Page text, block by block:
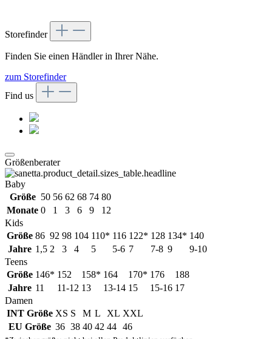
Storefinder
Finden Sie einen Händler in Ihrer Nähe.
zum Storefinder
Find us
Größenberater
Baby
Größe 50 56 62 68 74 80
Monate 0 1 3 6 9
12
Kids
Größe 86 92 98 104 110* 116 122* 128 134* 140
Jahre 1,5 2 3 4 5 5-6 7 7-8 9
9-10
Teens
Größe 146* 152 158* 164 170* 176
188
Jahre 11 11-12 13 13-14 15 15-16 17
Damen
INT Größe XS S M L XL XXL
EU Größe 36 38 40 42 44 46